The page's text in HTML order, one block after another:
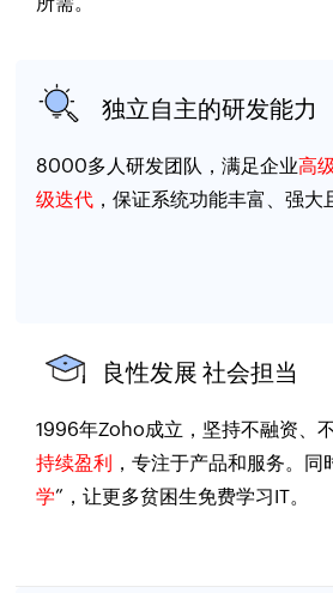
独立自主的研发能力
8000多人研发团队，满足企业高
级迭代 ，保证系统功能丰富、强大
良性发展 社会担当
1996年Zoho成立，坚持不融资、
持续盈利 ，专注于产品和服务。同
学”，让更多贫困生免费学习IT。